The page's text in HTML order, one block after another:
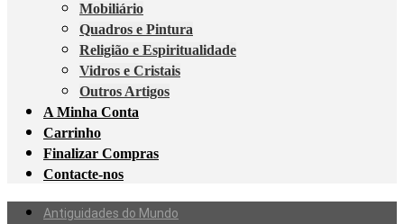
Mobiliário
Quadros e Pintura
Religião e Espiritualidade
Vidros e Cristais
Outros Artigos
A Minha Conta
Carrinho
Finalizar Compras
Contacte-nos
Antiguidades do Mundo